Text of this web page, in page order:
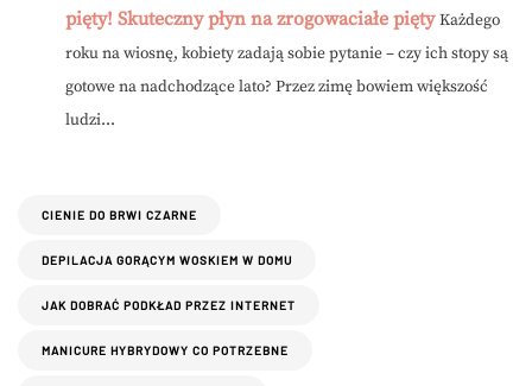
pięty! Skuteczny płyn na zrogowaciałe pięty Każdego
roku na wiosnę, kobiety zadają sobie pytanie – czy ich stopy są
gotowe na nadchodzące lato? Przez zimę bowiem większość
ludzi...
CIENIE DO BRWI CZARNE
DEPILACJA GORĄCYM WOSKIEM W DOMU
JAK DOBRAĆ PODKŁAD PRZEZ INTERNET
MANICURE HYBRYDOWY CO POTRZEBNE